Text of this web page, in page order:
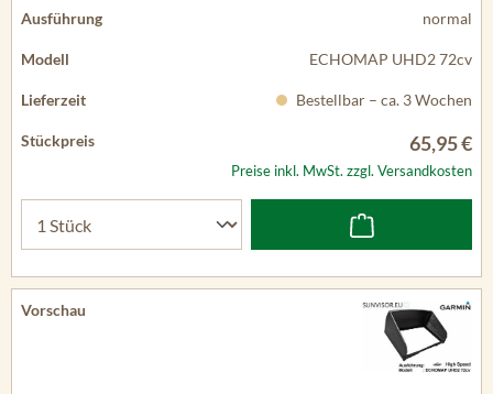
normal
ECHOMAP UHD2 72cv
Bestellbar – ca. 3 Wochen
65,95 €
Preise inkl. MwSt. zzgl. Versandkosten